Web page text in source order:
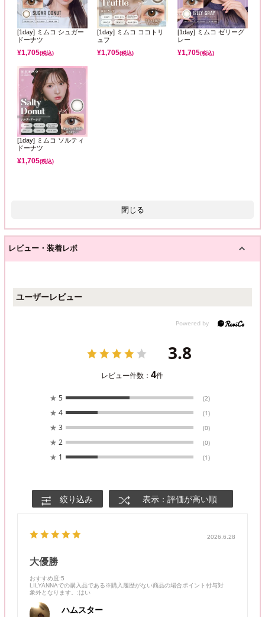
[1day] ミムコ シュガー
ドーナツ
¥1,705(税込)
[1day] ミムコ ココトリ
ュフ
¥1,705(税込)
[1day] ミムコ ゼリーグ
レー
¥1,705(税込)
[1day] ミムコ ソルティ
ドーナツ
¥1,705(税込)
閉じる
レビュー・装着レポ
ユーザーレビュー
3.8
レビュー件数：4件
★ 5 (2)
★ 4 (1)
★ 3 (0)
★ 2 (0)
★ 1 (1)
絞り込み 表示：評価が高い順
2026.6.28
大優勝
おすすめ度:5
LILYANNAでの購入品である※購入履歴がない商品の場合ポイント付与対
象外となります。
:はい
ハムスター